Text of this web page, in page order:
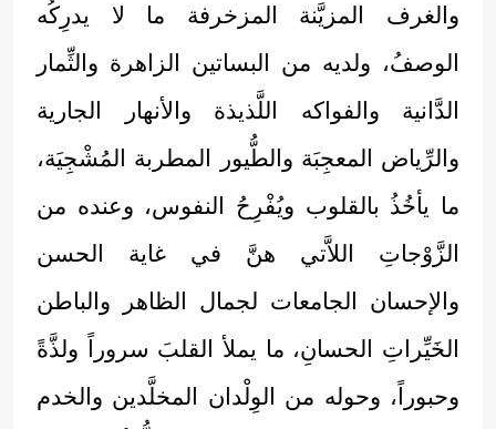
والغرف المزيَّنة المزخرفة ما لا يدرِكُه
الوصفُ، ولديه من البساتين الزاهرة والثِّمار
الدَّانية والفواكه اللَّذيذة والأنهار الجارية
والرِّياض المعجِبَة والطُّيور المطربة المُشْجِيَة،
ما يأخُذُ بالقلوب ويُفْرِحُ النفوس، وعنده من
الزَّوْجاتِ اللاَّتي هنَّ في غاية الحسن
والإحسان الجامعات لجمال الظاهر والباطن
الخَيِّراتِ الحسانِ، ما يملأ القلبَ سروراً ولذَّةً
وحبوراً، وحوله من الوِلْدان المخلَّدين والخدم